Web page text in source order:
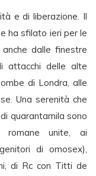
e di liberazione. Il
ha sfilato ieri per le
dalle finestre
attacchi delle alte
di Londra, alle
Una serenità che
quarantamila sono
unite, ai
di omosex),
di Rc con Titti de